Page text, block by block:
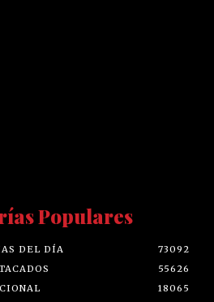
Populares
DEL DÍA
73092
55626
18065